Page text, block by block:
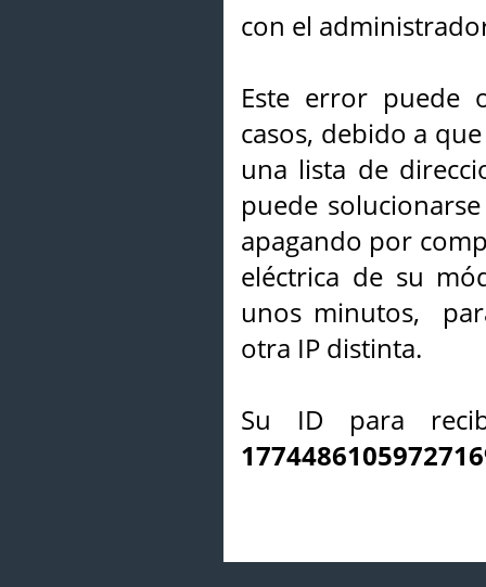
con el
Este error puede
casos, debido a
una lista de
puede
apagando por
eléctrica de su
unos minutos,
otra IP distinta.
Su ID para